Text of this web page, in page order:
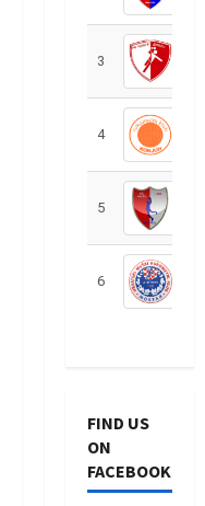
3
4
5
6
FIND US
ON
FACEBOOK